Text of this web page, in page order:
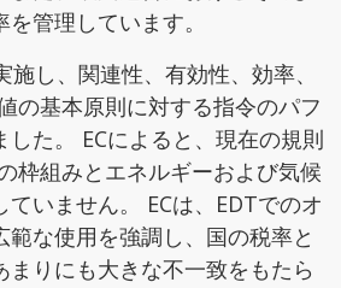
管理しています。
施し、関連性、有効性、効率、
の基本原則に対する指令のパフ
した。 ECによると、現在の規則
枠組みとエネルギーおよび気候
いません。 ECは、EDTでのオ
範な使用を強調し、国の税率と
まりにも大きな不一致をもたら